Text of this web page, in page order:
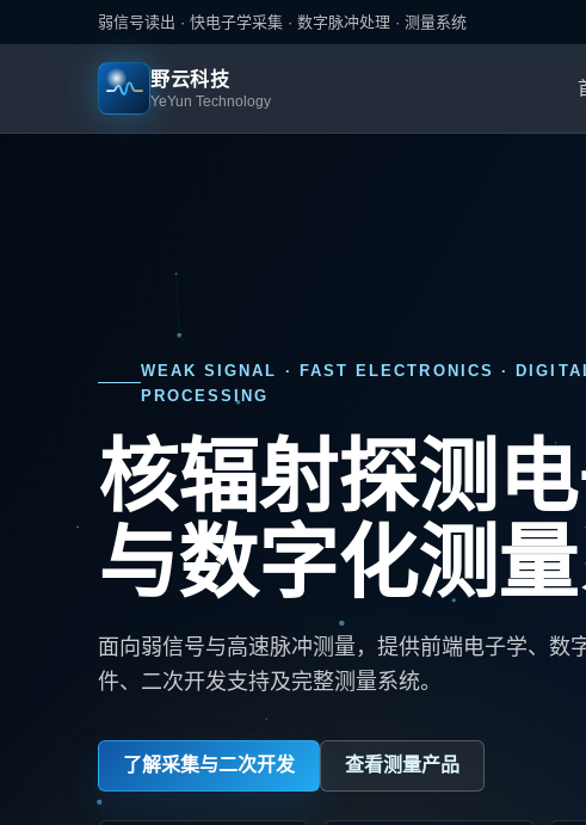
弱信号读出 · 快电子学采集 · 数字脉冲处理 · 测量系统
野云科技
YeYun Technology
WEAK SIGNAL · FAST ELECTRONICS ·
PROCESSING
核辐射探测
与数字化测
面向弱信号与高速脉冲测量，提供前端电子学、数
件、二次开发支持及完整测量系统。
了解采集与二次开发 查看测量产品